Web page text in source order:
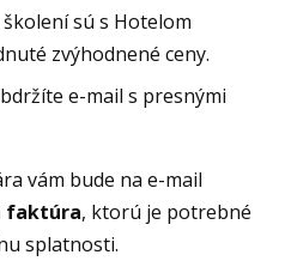
sú s Hotelom
zvýhodnené ceny.
e-mail s presnými
vám bude na e-mail
faktúra, ktorú je potrebné
splatnosti.